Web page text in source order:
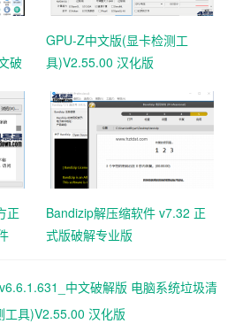
破
GPU-Z中文版(显卡检测工
具)V2.55.00 汉化版
正
Bandizip解压缩软件 v7.32 正
式版破解专业版
中文破解版 电脑系统垃圾清
具)V2.55.00 汉化版